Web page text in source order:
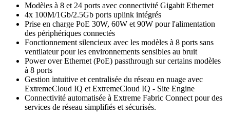
Modèles à 8 et 24 ports avec connectivité Gigabit Ethernet
4x 100M/1Gb/2.5Gb ports uplink intégrés
Prise en charge PoE 30W, 60W et 90W pour l'alimentation
des périphériques connectés
Fonctionnement silencieux avec les modèles à 8 ports sans
ventilateur pour les environnements sensibles au bruit
Power over Ethernet (PoE) passthrough sur certains modèles
à 8 ports
Gestion intuitive et centralisée du réseau en nuage avec
ExtremeCloud IQ et ExtremeCloud IQ - Site Engine
Connectivité automatisée à Extreme Fabric Connect pour des
services de réseau simplifiés et sécurisés.